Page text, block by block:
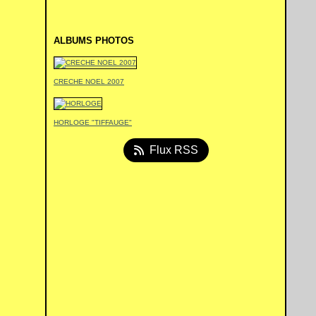
ALBUMS PHOTOS
CRECHE NOEL 2007
HORLOGE "TIFFAUGE"
Flux RSS